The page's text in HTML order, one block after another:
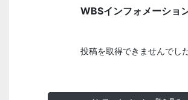
WBSインフォメーショ
投稿を取得できませんでし